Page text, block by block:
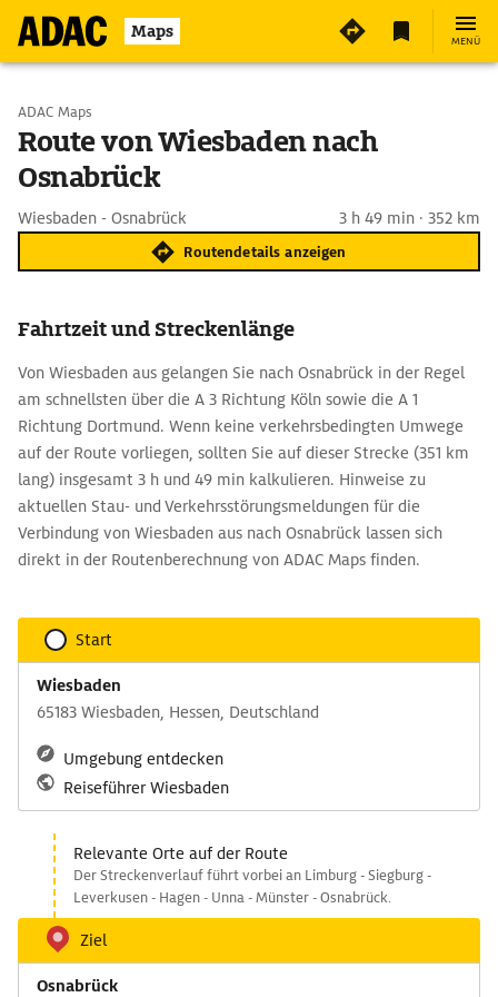
Maps MENÜ
Start wählen
Ziel eingeben
ADAC Maps
Route von Wiesbaden nach
Osnabrück
Wiesbaden - Osnabrück 3 h 49 min · 352 km
Routendetails anzeigen
Fahrtzeit und Streckenlänge
Von Wiesbaden aus gelangen Sie nach Osnabrück in der Regel
am schnellsten über die A 3 Richtung Köln sowie die A 1
Richtung Dortmund. Wenn keine verkehrsbedingten Umwege
auf der Route vorliegen, sollten Sie auf dieser Strecke (351 km
lang) insgesamt 3 h und 49 min kalkulieren. Hinweise zu
aktuellen Stau- und Verkehrsstörungsmeldungen für die
Verbindung von Wiesbaden aus nach Osnabrück lassen sich
direkt in der Routenberechnung von ADAC Maps finden.
Start
Wiesbaden
65183 Wiesbaden, Hessen, Deutschland
Umgebung entdecken
Reiseführer Wiesbaden
Relevante Orte auf der Route
Der Streckenverlauf führt vorbei an Limburg - Siegburg -
Leverkusen - Hagen - Unna - Münster - Osnabrück.
Ziel
Osnabrück